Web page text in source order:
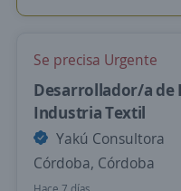
Se precisa Urgente
Desarrollador/a de
Industria Textil
Yakú Consultora
Córdoba, Córdoba